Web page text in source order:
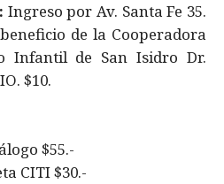
Ingreso por Av. Santa Fe 35.
de la Cooperadora
Infantil de San Isidro Dr.
$10.
$55.-
CITI $30.-